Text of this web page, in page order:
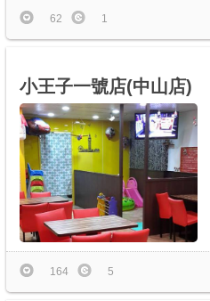
62 1
小王子一號店(中山店)
164 5